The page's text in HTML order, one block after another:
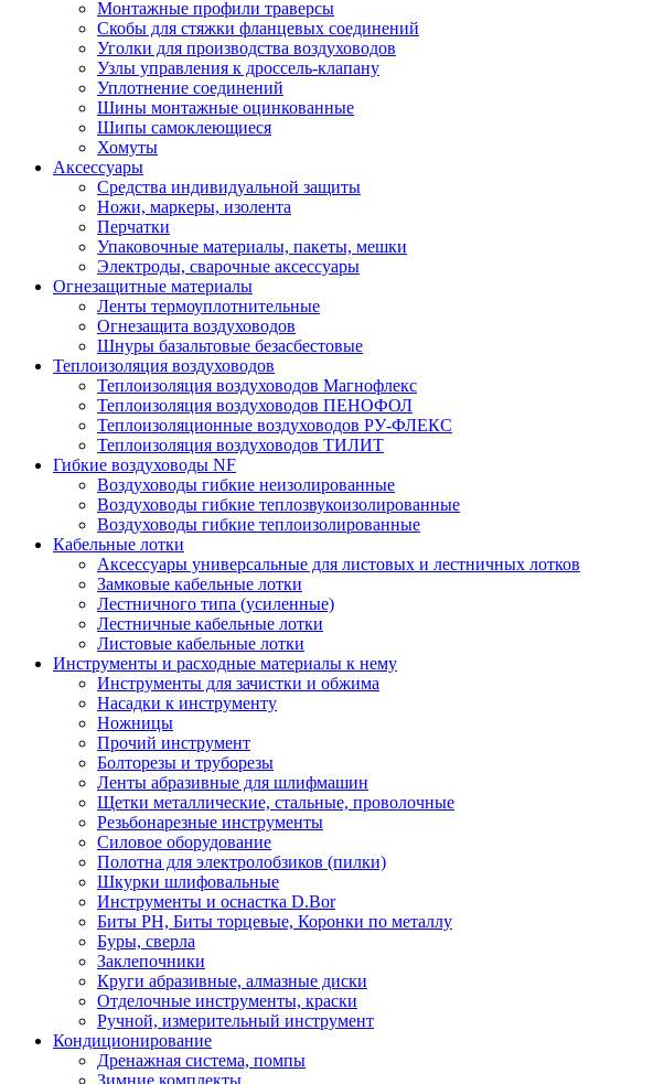
Монтажные профили траверсы
Скобы для стяжки фланцевых соединений
Уголки для производства воздуховодов
Узлы управления к дроссель-клапану
Уплотнение соединений
Шины монтажные оцинкованные
Шипы самоклеющиеся
Хомуты
Аксессуары
Средства индивидуальной защиты
Ножи, маркеры, изолента
Перчатки
Упаковочные материалы, пакеты, мешки
Электроды, сварочные аксессуары
Огнезащитные материалы
Ленты термоуплотнительные
Огнезащита воздуховодов
Шнуры базальтовые безасбестовые
Теплоизоляция воздуховодов
Теплоизоляция воздуховодов Магнофлекс
Теплоизоляция воздуховодов ПЕНОФОЛ
Теплоизоляционные воздуховодов РУ-ФЛЕКС
Теплоизоляция воздуховодов ТИЛИТ
Гибкие воздуховоды NF
Воздуховоды гибкие неизолированные
Воздуховоды гибкие теплозвукоизолированные
Воздуховоды гибкие теплоизолированные
Кабельные лотки
Аксессуары универсальные для листовых и лестничных лотков
Замковые кабельные лотки
Лестничного типа (усиленные)
Лестничные кабельные лотки
Листовые кабельные лотки
Инструменты и расходные материалы к нему
Инструменты для зачистки и обжима
Насадки к инструменту
Ножницы
Прочий инструмент
Болторезы и труборезы
Ленты абразивные для шлифмашин
Щетки металлические, стальные, проволочные
Резьбонарезные инструменты
Силовое оборудование
Полотна для электролобзиков (пилки)
Шкурки шлифовальные
Инструменты и оснастка D.Bor
Биты PH, Биты торцевые, Коронки по металлу
Буры, сверла
Заклепочники
Круги абразивные, алмазные диски
Отделочные инструменты, краски
Ручной, измерительный инструмент
Кондиционирование
Дренажная система, помпы
Зимние комплекты